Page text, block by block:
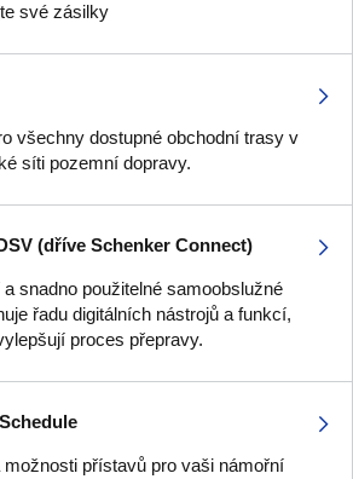
své zásilky
všechny dostupné obchodní trasy v
síti pozemní dopravy.
(dříve Schenker Connect)
snadno použitelné samoobslužné
řadu digitálních nástrojů a funkcí,
proces přepravy.
možnosti přístavů pro vaši námořní